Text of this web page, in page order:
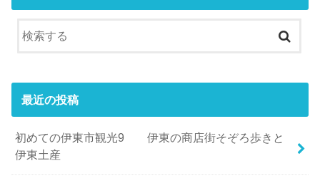
最近の投稿
初めての伊東市観光9 伊東の商店街そぞろ歩きと
伊東土産